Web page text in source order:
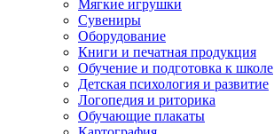
Мягкие игрушки
Сувениры
Оборудование
Книги и печатная продукция
Обучение и подготовка к школе
Детская психология и развитие
Логопедия и риторика
Обучающие плакаты